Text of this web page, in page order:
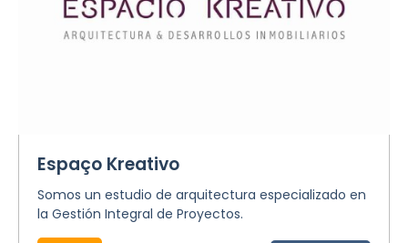
Espaço Kreativo
Somos un estudio de arquitectura especializado en
la Gestión Integral de Proyectos.